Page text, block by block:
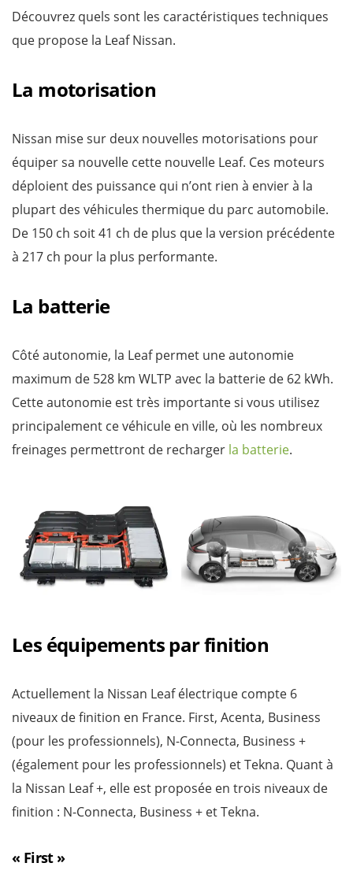
Découvrez quels sont les caractéristiques techniques
que propose la Leaf Nissan.
La motorisation
Nissan mise sur deux nouvelles motorisations pour
équiper sa nouvelle cette nouvelle Leaf. Ces moteurs
déploient des puissance qui n’ont rien à envier à la
plupart des véhicules thermique du parc automobile.
De 150 ch soit 41 ch de plus que la version précédente
à 217 ch pour la plus performante.
La batterie
Côté autonomie, la Leaf permet une autonomie
maximum de 528 km WLTP avec la batterie de 62 kWh.
Cette autonomie est très importante si vous utilisez
principalement ce véhicule en ville, où les nombreux
freinages permettront de recharger la batterie.
Les équipements par finition
Actuellement la Nissan Leaf électrique compte 6
niveaux de finition en France. First, Acenta, Business
(pour les professionnels), N-Connecta, Business +
(également pour les professionnels) et Tekna. Quant à
la Nissan Leaf +, elle est proposée en trois niveaux de
finition : N-Connecta, Business + et Tekna.
« First »